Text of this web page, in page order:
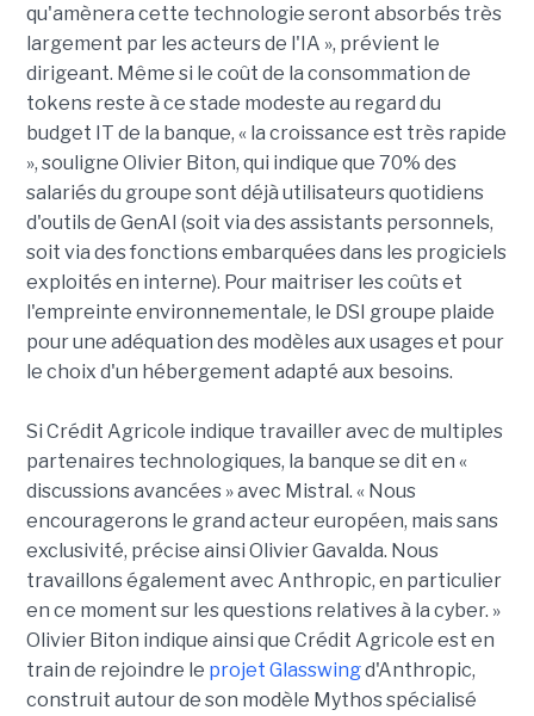
qu'amènera cette technologie seront absorbés très
largement par les acteurs de l'IA », prévient le
dirigeant. Même si le coût de la consommation de
tokens reste à ce stade modeste au regard du
budget IT de la banque, « la croissance est très rapide
», souligne Olivier Biton, qui indique que 70% des
salariés du groupe sont déjà utilisateurs quotidiens
d'outils de GenAI (soit via des assistants personnels,
soit via des fonctions embarquées dans les progiciels
exploités en interne). Pour maitriser les coûts et
l'empreinte environnementale, le DSI groupe plaide
pour une adéquation des modèles aux usages et pour
le choix d'un hébergement adapté aux besoins.
Si Crédit Agricole indique travailler avec de multiples
partenaires technologiques, la banque se dit en «
discussions avancées » avec Mistral. « Nous
encouragerons le grand acteur européen, mais sans
exclusivité, précise ainsi Olivier Gavalda. Nous
travaillons également avec Anthropic, en particulier
en ce moment sur les questions relatives à la cyber. »
Olivier Biton indique ainsi que Crédit Agricole est en
train de rejoindre le projet Glasswingd'Anthropic,
construit autour de son modèle Mythos spécialisé